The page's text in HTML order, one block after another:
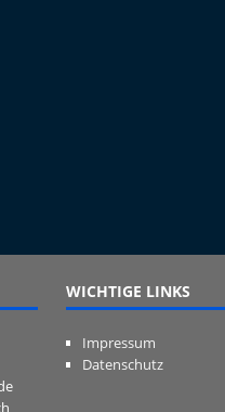
WICHTIGE LINKS
Impressum
Datenschutz